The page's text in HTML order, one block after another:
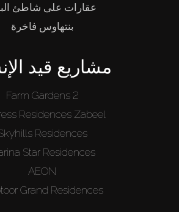
عقارات على شاطئ
بنتهاوس فاخرة
مشاريع قيد
Farm Gardens 2
Residences Zabeel
Residences
Star Residences
AEON
Grand Residences